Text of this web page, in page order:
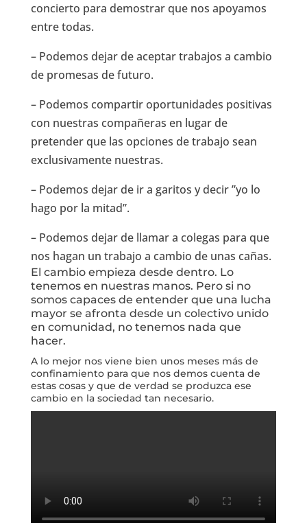
concierto para demostrar que nos apoyamos
entre todas.
– Podemos dejar de aceptar trabajos a cambio
de promesas de futuro.
– Podemos compartir oportunidades positivas
con nuestras compañeras en lugar de
pretender que las opciones de trabajo sean
exclusivamente nuestras.
– Podemos dejar de ir a garitos y decir ”yo lo
hago por la mitad”.
– Podemos dejar de llamar a colegas para que
nos hagan un trabajo a cambio de unas cañas.
El cambio empieza desde dentro. Lo
tenemos en nuestras manos. Pero si no
somos capaces de entender que una lucha
mayor se afronta desde un colectivo unido
en comunidad, no tenemos nada que
hacer.
A lo mejor nos viene bien unos meses más de
confinamiento para que nos demos cuenta de
estas cosas y que de verdad se produzca ese
cambio en la sociedad tan necesario.